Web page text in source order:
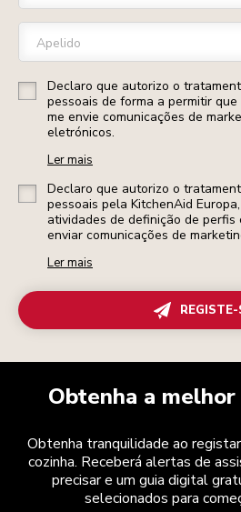
Apelido
Declaro que autorizo o
pessoais de forma a permitir que
me envie comunicações de
eletrónicos.
Ler mais
Declaro que autorizo o
pessoais pela KitchenAid
atividades de definição de perfis
enviar comunicações de
Ler mais
REGISTE-
Obtenha a
Obtenha tranquilidade ao
cozinha. Receberá alertas de
precisar e um guia digital
selecionados para